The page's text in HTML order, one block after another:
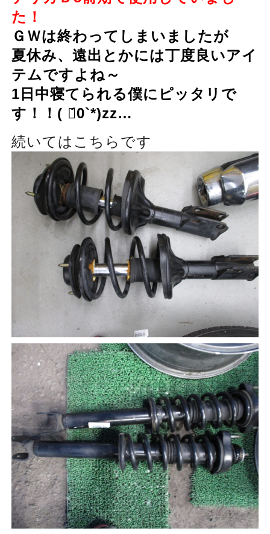
た！
ＧＷは終わってしまいましたが
夏休み、遠出とかには丁度良いアイ
テムですよね～
1日中寝てられる僕にピッタリで
す！！ ( ฅ́0`*)zz…
続いてはこちらです